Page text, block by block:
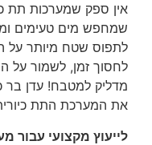
אין ספק שמערכות תת
שמחפש מים טעימים
לתפוס שטח מיותר על
לחסוך זמן, לשמור על
מדליק למטבח! עדן בר
את המערכת התת
לייעוץ מקצועי עבור